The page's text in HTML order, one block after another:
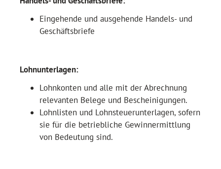
Eingehende und ausgehende Handels- und
Geschäftsbriefe
Lohnunterlagen:
Lohnkonten und alle mit der Abrechnung
relevanten Belege und Bescheinigungen.
Lohnlisten und Lohnsteuerunterlagen, sofern
sie für die betriebliche Gewinnermittlung
von Bedeutung sind.